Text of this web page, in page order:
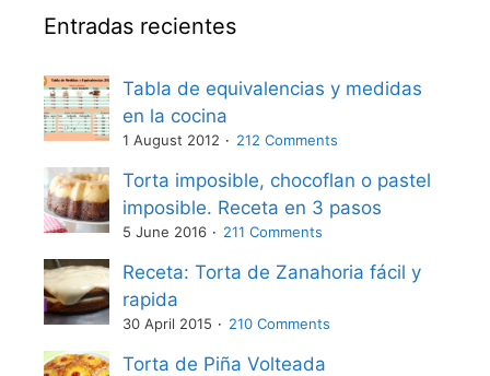
Entradas recientes
Tabla de equivalencias y medidas
en la cocina
1 August 2012 212 Comments
Torta imposible, chocoflan o pastel
imposible. Receta en 3 pasos
5 June 2016 211 Comments
Receta: Torta de Zanahoria fácil y
rapida
30 April 2015 210 Comments
Torta de Piña Volteada